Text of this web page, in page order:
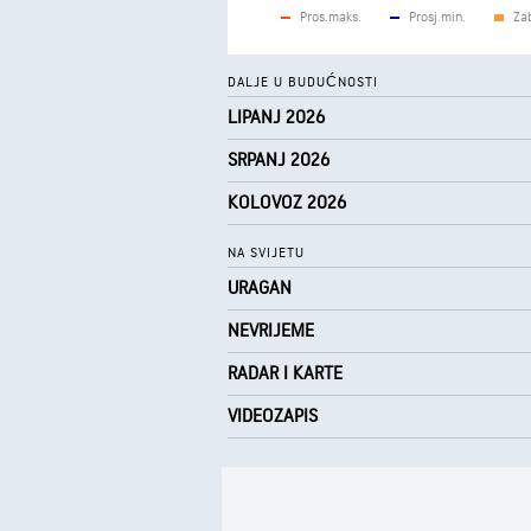
Pros.maks. Prosj.min.
DALJE U BUDUĆNOSTI
LIPANJ 2026
SRPANJ 2026
KOLOVOZ 2026
NA SVIJETU
URAGAN
NEVRIJEME
RADAR I KARTE
VIDEOZAPIS